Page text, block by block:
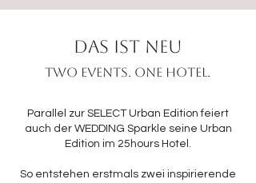
DAS IST NEU
Two events. One hotel.
Parallel zur SELECT Urban Edition feiert
auch der WEDDING Sparkle seine Urban
Edition im 25hours Hotel.
So entstehen erstmals zwei inspirierende